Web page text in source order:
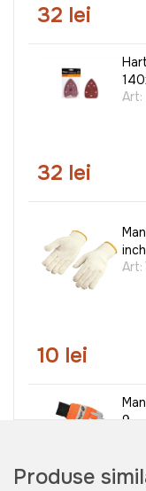
32 lei
Art:
32 lei
Art:
10 lei
9
Produse